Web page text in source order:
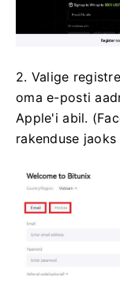
2. Valige
oma e-posti
Apple'i abil.
rakenduse jaoks